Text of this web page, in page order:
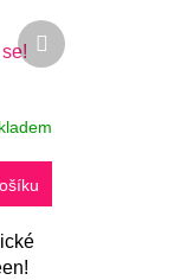
Další
produkt